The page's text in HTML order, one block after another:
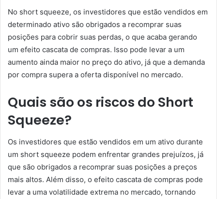
No short squeeze, os investidores que estão vendidos em
determinado ativo são obrigados a recomprar suas
posições para cobrir suas perdas, o que acaba gerando
um efeito cascata de compras. Isso pode levar a um
aumento ainda maior no preço do ativo, já que a demanda
por compra supera a oferta disponível no mercado.
Quais são os riscos do Short
Squeeze?
Os investidores que estão vendidos em um ativo durante
um short squeeze podem enfrentar grandes prejuízos, já
que são obrigados a recomprar suas posições a preços
mais altos. Além disso, o efeito cascata de compras pode
levar a uma volatilidade extrema no mercado, tornando